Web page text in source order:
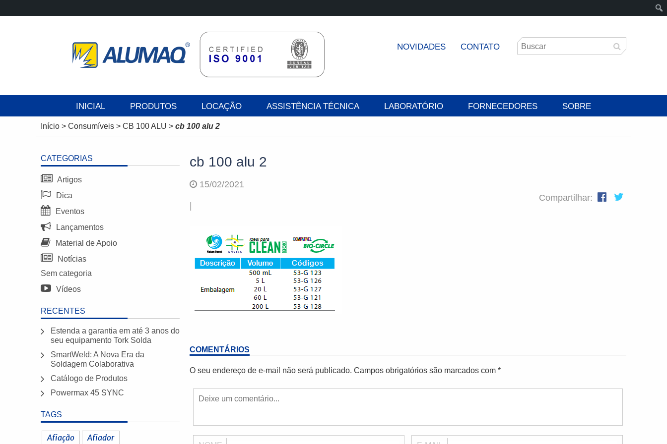
NOVIDADES CONTATO
INICIAL PRODUTOS LOCAÇÃO ASSISTÊNCIA TÉCNICA LABORATÓRIO FORNECEDORES SOBRE
Início > Consumíveis > CB 100 ALU > cb 100 alu 2
CATEGORIAS
Artigos
Dica
Eventos
Lançamentos
Material de Apoio
Notícias
Sem categoria
Vídeos
RECENTES
Estenda a garantia em até 3 anos do
seu equipamento Tork Solda
SmartWeld: A Nova Era da
Soldagem Colaborativa
Catálogo de Produtos
Powermax 45 SYNC
TAGS
Afiação
Afiador
cb 100 alu 2
15/02/2021
Compartilhar:
COMENTÁRIOS
O seu endereço de e-mail não será publicado. Campos obrigatórios são marcados com *